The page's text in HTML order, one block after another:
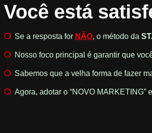
Você está
❍ Se a resposta for NÃO, o método da
❍ Nosso foco principal é garantir que
❍ Sabemos que a velha forma de fazer
❍ Agora, adotar o “NOVO MARKETING”